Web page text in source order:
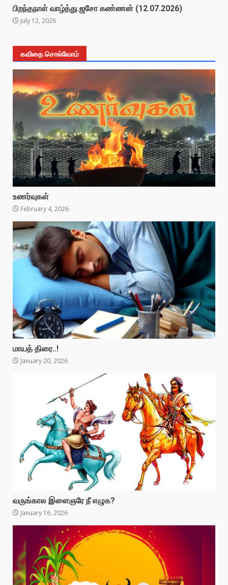
பிறந்தநாள் வாழ்த்து.ஜசோ கண்ணன் (12.07.2026)
July 12, 2026
கவிதை சொல்வோம்
உணர்வுகள்
February 4, 2026
மாயத் திரை..!
January 20, 2026
வருங்கால இளைஞரே நீ எழுக?
January 16, 2026